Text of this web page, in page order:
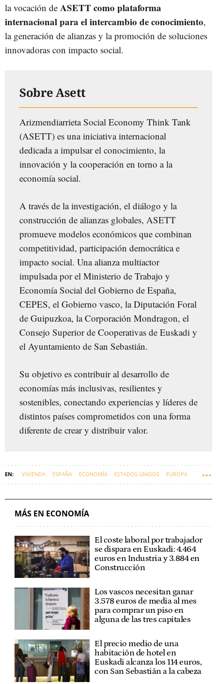
la vocación de ASETT como plataforma
internacional para el intercambio de conocimiento,
la generación de alianzas y la promoción de soluciones
innovadoras con impacto social.
Sobre Asett
Arizmendiarrieta Social Economy Think Tank
(ASETT) es una iniciativa internacional
dedicada a impulsar el conocimiento, la
innovación y la cooperación en torno a la
economía social.
A través de la investigación, el diálogo y la
construcción de alianzas globales, ASETT
promueve modelos económicos que combinan
competitividad, participación democrática e
impacto social. Una alianza multiactor
impulsada por el Ministerio de Trabajo y
Economía Social del Gobierno de España,
CEPES, el Gobierno vasco, la Diputación Foral
de Guipuzkoa, la Corporación Mondragon, el
Consejo Superior de Cooperativas de Euskadi y
el Ayuntamiento de San Sebastián.
Su objetivo es contribuir al desarrollo de
economías más inclusivas, resilientes y
sostenibles, conectando experiencias y líderes de
distintos países comprometidos con una forma
diferente de crear y distribuir valor.
VIVIENDA ESPAÑA ECONOMÍA ESTADOS UNIDOS EUROPA
MÁS EN ECONOMÍA
El coste laboral por trabajador
se dispara en Euskadi: 4.464
euros en Industria y 3.884 en
Construcción
Los vascos necesitan ganar
3.578 euros de media al mes
para comprar un piso en
alguna de las tres capitales
El precio medio de una
habitación de hotel en
Euskadi alcanza los 114 euros,
con San Sebastián a la cabeza